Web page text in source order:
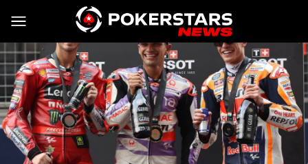
Vai al contenuto